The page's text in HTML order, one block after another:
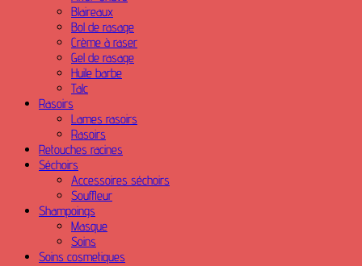
Blaireaux
Bol de rasage
Crème à raser
Gel de rasage
Huile barbe
Talc
Rasoirs
Lames rasoirs
Rasoirs
Retouches racines
Séchoirs
Accessoires séchoirs
Souffleur
Shampoings
Masque
Soins
Soins cosmetiques